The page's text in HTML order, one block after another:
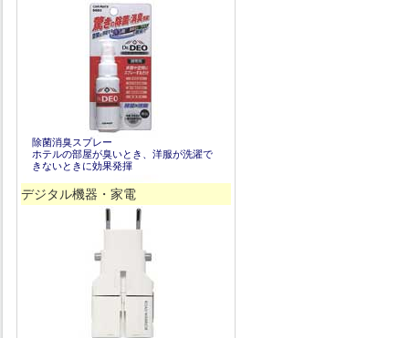
除菌消臭スプレー
ホテルの部屋が臭いとき、洋服が洗濯で
きないときに効果発揮
デジタル機器・家電